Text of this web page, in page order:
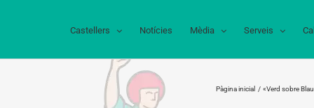
Castellers Notícies Mèdia Serveis
Pàgina inicial «Verd sobre